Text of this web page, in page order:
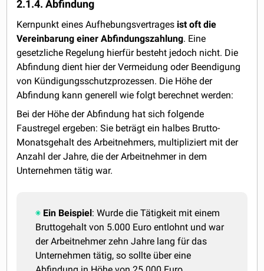
2.1.4. Abfindung
Kernpunkt eines Aufhebungsvertrages ist oft die
Vereinbarung einer Abfindungszahlung. Eine
gesetzliche Regelung hierfür besteht jedoch nicht. Die
Abfindung dient hier der Vermeidung oder Beendigung
von Kündigungsschutzprozessen. Die Höhe der
Abfindung kann generell wie folgt berechnet werden:
Bei der Höhe der Abfindung hat sich folgende
Faustregel ergeben: Sie beträgt ein halbes Brutto-
Monatsgehalt des Arbeitnehmers, multipliziert mit der
Anzahl der Jahre, die der Arbeitnehmer in dem
Unternehmen tätig war.
Ein Beispiel : Wurde die Tätigkeit mit einem
Bruttogehalt von 5.000 Euro entlohnt und war
der Arbeitnehmer zehn Jahre lang für das
Unternehmen tätig, so sollte über eine